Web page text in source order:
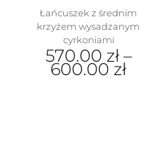
Łańcuszek z średnim
krzyżem wysadzanym
cyrkoniami
570.00 zł–
600.00 zł